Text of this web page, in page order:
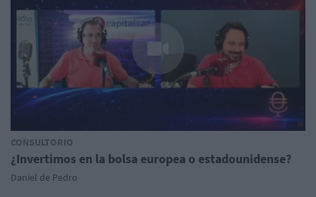
CONSULTORIO
¿Invertimos en la bolsa europea o estadounidense?
Daniel de Pedro